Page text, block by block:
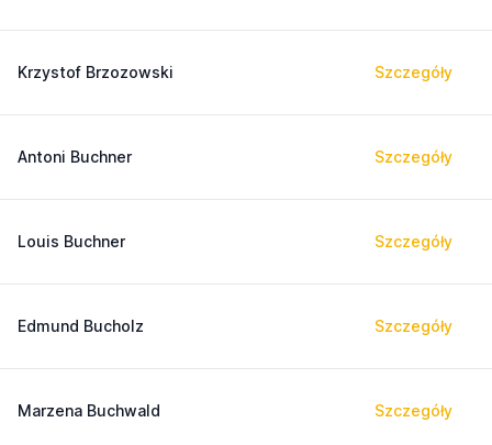
Krzystof Brzozowski Szczegóły
Antoni Buchner Szczegóły
Louis Buchner Szczegóły
Edmund Bucholz Szczegóły
Marzena Buchwald Szczegóły